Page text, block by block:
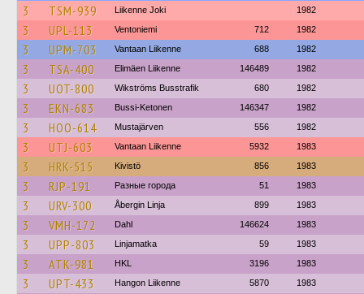
3 TSM-939 Liikenne Joki 1982
3 UPL-113 Ventoniemi 712 1982
3 UPM-703 Vantaan Liikenne 688 1982
3 TSA-400 Elimäen Liikenne 146489 1982
3 UOT-800 Wikströms Busstrafik 680 1982
3 EKN-683 Bussi-Ketonen 146347 1982
3 HOO-614 Mustajärven 556 1982
3 UTJ-603 Vantaan Liikenne 5932 1983
3 HRK-515 Kivistö 856 1983
3 RJP-191 Разные города 51 1983
3 URV-300 Åbergin Linja 899 1983
3 VMH-172 Dahl 146624 1983
3 UPP-803 Linjamatka 59 1983
3 ATK-981 HKL 3196 1983
3 UPT-433 Hangon Liikenne 5870 1983